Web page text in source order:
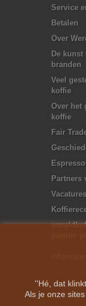
Service
Betalen
Over
De
branden
Veel
koffie
Over het
koffie
Fair
Partners
Vacatures
''Hé, dat
Als je onze